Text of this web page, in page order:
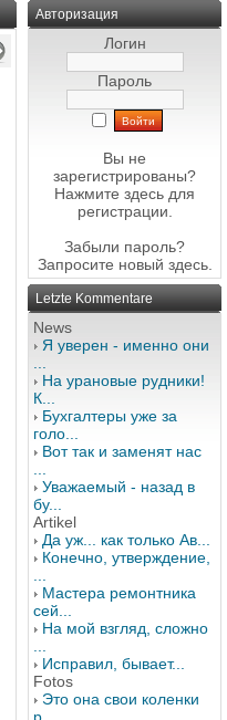
Авторизация
Логин
Пароль
Вы не
зарегистрированы?
Нажмите здесь для
регистрации.
Забыли пароль?
Запросите новый здесь.
Letzte Kommentare
News
Я уверен - именно они
На урановые рудники!
К...
Бухгалтеры уже за
голо...
Вот так и заменят нас
Уважаемый - назад в
бу...
Artikel
Да уж... как только Ав...
Конечно, утверждение,
Мастера ремонтника
сей...
На мой взгляд, сложно
Исправил, бывает...
Fotos
Это она свои коленки